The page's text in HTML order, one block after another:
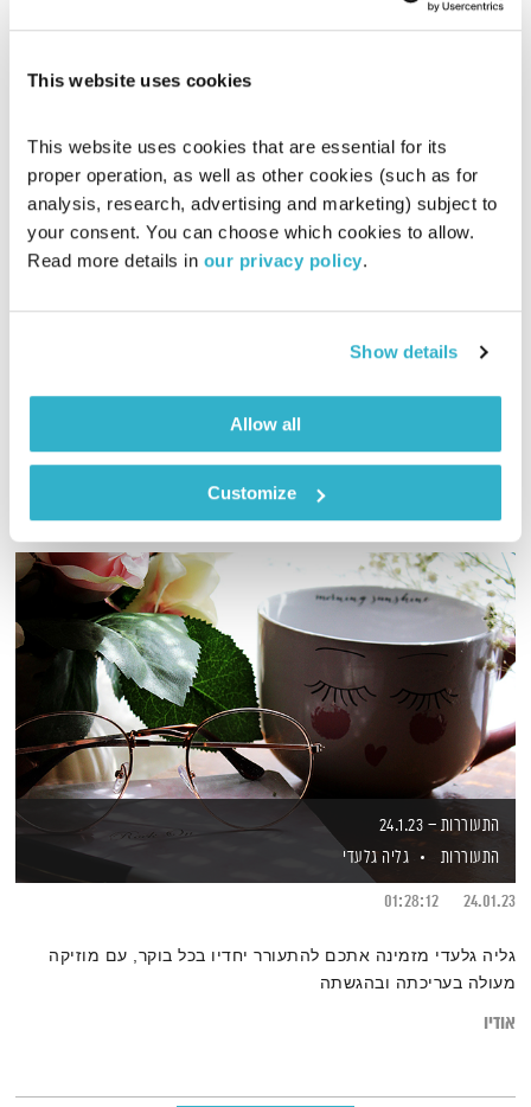
This website uses cookies
This website uses cookies that are essential for its
proper operation, as well as other cookies (such as for
analysis, research, advertising and marketing) subject to
your consent. You can choose which cookies to allow.
Read more details in our privacy policy.
Show details
Allow all
Customize
עולם קטן – 9.12.24
אורי בנקהלטר
09.12.24
02:02:13
התעוררות – 24.1.23
התעוררות
גליה גלעדי
24.01.23
01:28:12
גליה גלעדי מזמינה אתכם להתעורר יחדיו בכל בוקר, עם מוזיקה
מעולה בעריכתה ובהגשתה
אודיו